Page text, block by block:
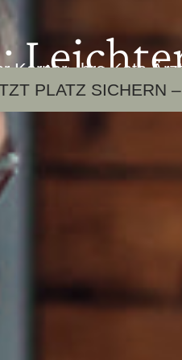
Karner. Ihre Keto
PLATZ SICHERN